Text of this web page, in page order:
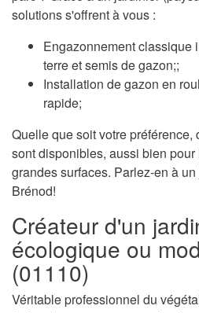
solutions s'offrent à vous :
Engazonnement classique
terre et semis de gazon;;
Installation de gazon en
rapide;
Quelle que soit votre préférence,
sont disponibles, aussi bien
grandes surfaces. Parlez-en à
Brénod!
Créateur d'un
écologique ou
(01110)
Véritable professionnel du